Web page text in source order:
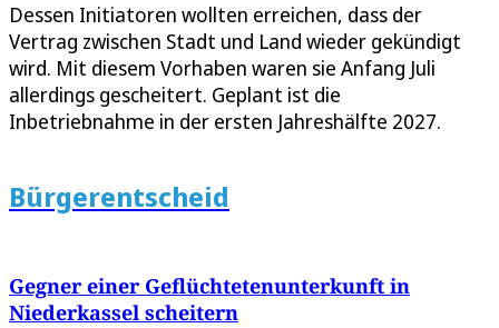
Dessen Initiatoren wollten erreichen, dass der
Vertrag zwischen Stadt und Land wieder gekündigt
wird. Mit diesem Vorhaben waren sie Anfang Juli
allerdings gescheitert. Geplant ist die
Inbetriebnahme in der ersten Jahreshälfte 2027.
Bürgerentscheid
Gegner einer Geflüchtetenunterkunft in
Niederkassel scheitern